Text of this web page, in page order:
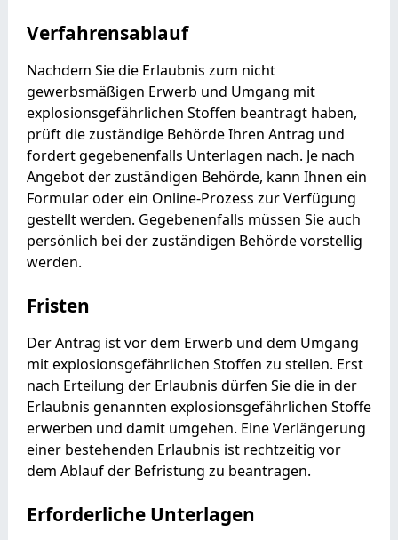
Verfahrensablauf
Nachdem Sie die Erlaubnis zum nicht
gewerbsmäßigen Erwerb und Umgang mit
explosionsgefährlichen Stoffen beantragt haben,
prüft die zuständige Behörde Ihren Antrag und
fordert gegebenenfalls Unterlagen nach. Je nach
Angebot der zuständigen Behörde, kann Ihnen ein
Formular oder ein Online-Prozess zur Verfügung
gestellt werden. Gegebenenfalls müssen Sie auch
persönlich bei der zuständigen Behörde vorstellig
werden.
Fristen
Der Antrag ist vor dem Erwerb und dem Umgang
mit explosionsgefährlichen Stoffen zu stellen. Erst
nach Erteilung der Erlaubnis dürfen Sie die in der
Erlaubnis genannten explosionsgefährlichen Stoffe
erwerben und damit umgehen. Eine Verlängerung
einer bestehenden Erlaubnis ist rechtzeitig vor
dem Ablauf der Befristung zu beantragen.
Erforderliche Unterlagen